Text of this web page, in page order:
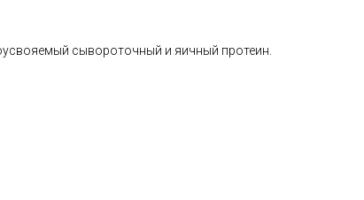
сывороточный и яичный протеин.